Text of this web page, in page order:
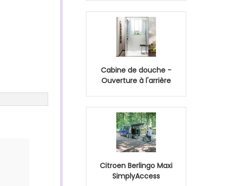
Cabine de douche -
Ouverture à l'arrière
Citroen Berlingo Maxi
SimplyAccess